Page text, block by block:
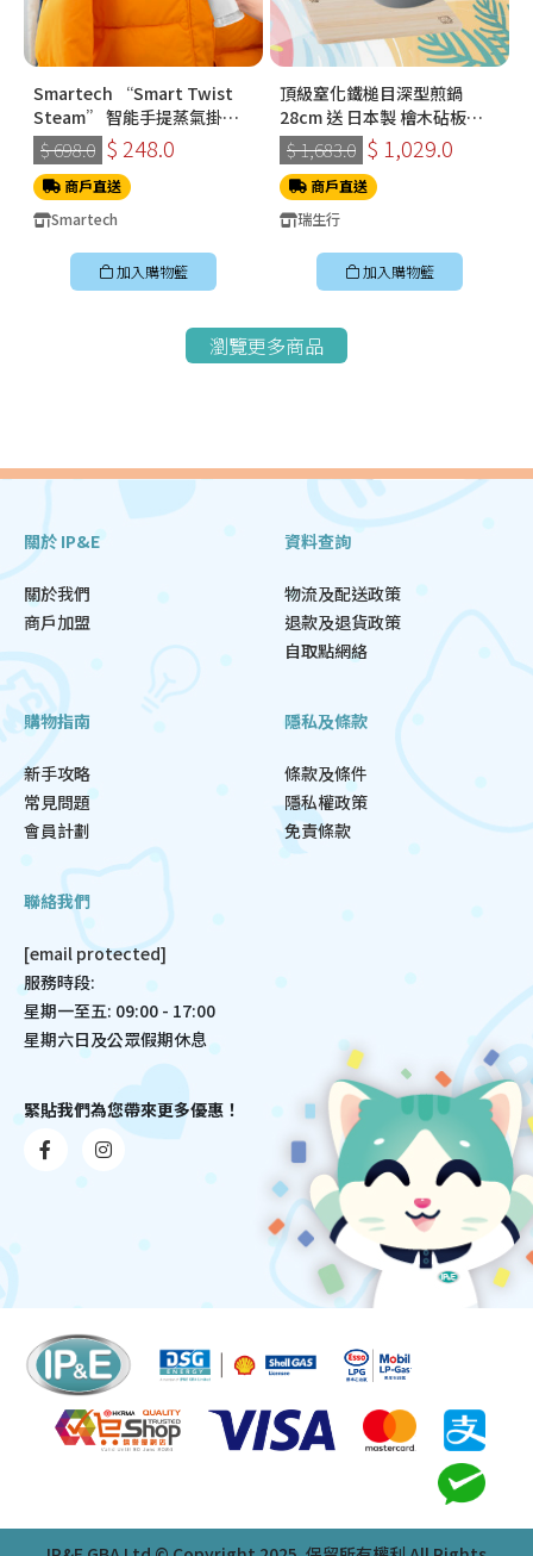
Smartech “Smart Twist
Steam” 智能手提蒸氣掛燙
機 (SS-8108)
$ 698.0 $ 248.0
商戶直送
Smartech
加入購物籃
頂級窒化鐵槌目深型煎鍋
28cm 送 日本製 檜木砧板
360*210*15mm
$ 1,683.0 $ 1,029.0
商戶直送
瑞生行
加入購物籃
瀏覽更多商品
關於 IP&E
關於我們
商戶加盟
資料查詢
物流及配送政策
退款及退貨政策
自取點網絡
購物指南
新手攻略
常見問題
會員計劃
隱私及條款
條款及條件
隱私權政策
免責條款
聯絡我們
[email protected]
服務時段:
星期一至五: 09:00 - 17:00
星期六日及公眾假期休息
緊貼我們為您帶來更多優惠！